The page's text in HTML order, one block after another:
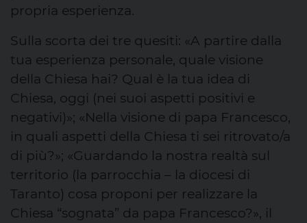
propria esperienza.
Sulla scorta dei tre quesiti: «A partire dalla
tua esperienza personale, quale visione
della Chiesa hai? Qual è la tua idea di
Chiesa, oggi (nei suoi aspetti positivi e
negativi)»; «Nella visione di papa Francesco,
in quali aspetti della Chiesa ti sei ritrovato/a
di più?»; «Guardando la nostra realtà sul
territorio (la parrocchia – la diocesi di
Taranto) cosa proponi per realizzare la
Chiesa “sognata” da papa Francesco?», il